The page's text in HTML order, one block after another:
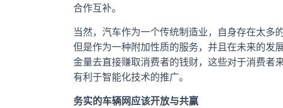
合作互补。
当然，汽车作为一个传统制造业，自身存在太多
但是作为一种附加性质的服务，并且在未来的发
金量去直接赚取消费者的钱财，这些对于消费者
有利于智能化技术的推广。
务实的车辆网应该开放与共赢